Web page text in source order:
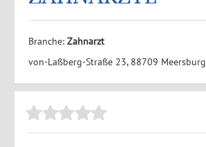
Branche: Zahnarzt
von-Laßberg-Straße 23, 88709 Meersburg